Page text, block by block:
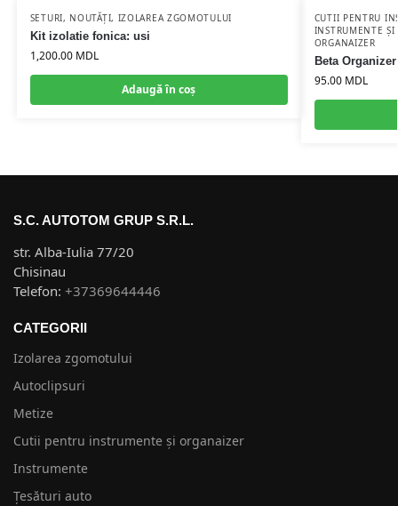
SETURI, NOUTĂȚI, IZOLAREA ZGOMOTULUI
Kit izolatie fonica: usi
1,200.00 MDL
Adaugă în coș
CUTII PENTRU
INSTRUMENTE ȘI
ORGANAIZER
Beta
95.00 MDL
S.C. AUTOTOM GRUP S.R.L.
str. Alba-Iulia 77/20
Chisinau
Telefon: +37369644446
CATEGORII
Izolarea zgomotului
Autoclipsuri
Metize
Cutii pentru instrumente și organaizer
Instrumente
Țesături auto